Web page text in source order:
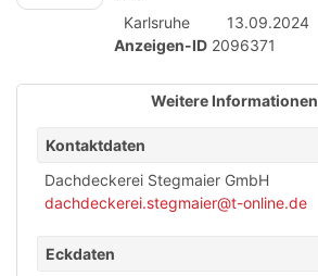
Inhalt
Karlsruhe 13.09.2024
Anzeigen-ID 2096371
Weitere Informationen
Kontaktdaten
Dachdeckerei Stegmaier GmbH
dachdeckerei.stegmaier@t-online.de
Eckdaten